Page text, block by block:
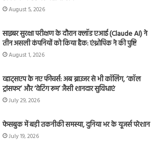
August 5, 2026
साइबर सुरक्षा परीक्षण के दौरान क्लॉड एआई (Claude AI) ने
तीन असली कंपनियों को किया हैक: एंथ्रोपिक ने की पुष्टि
August 1, 2026
व्हाट्सएप के नए फीचर्स: अब ब्राउजर से भी कॉलिंग, ‘कॉल
ट्रांसफर’ और ‘वेटिंग रूम’ जैसी शानदार सुविधाएं
July 29, 2026
फेसबुक में बड़ी तकनीकी समस्या, दुनिया भर के यूजर्स परेशान
July 19, 2026